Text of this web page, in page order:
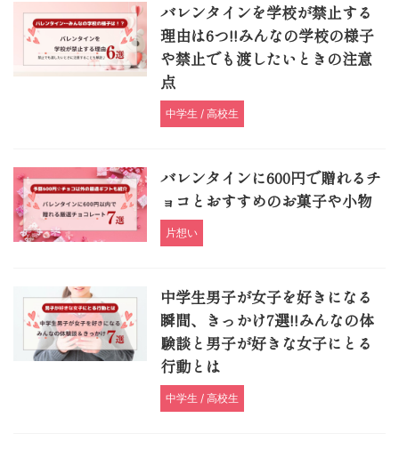
バレンタインを学校が禁止する
理由は6つ!!みんなの学校の様子
や禁止でも渡したいときの注意
点
中学生 / 高校生
バレンタインに600円で贈れるチ
ョコとおすすめのお菓子や小物
片想い
中学生男子が女子を好きになる
瞬間、きっかけ7選!!みんなの体
験談と男子が好きな女子にとる
行動とは
中学生 / 高校生